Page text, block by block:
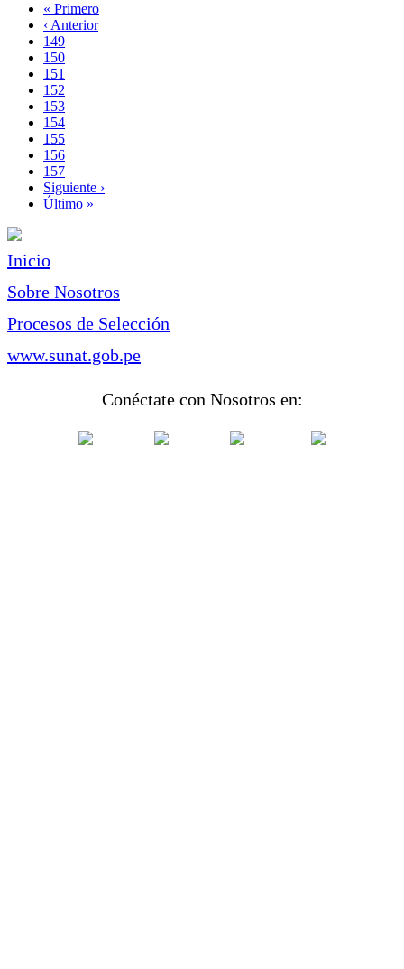
Paginación
Primera
página
« Primero
Página
anterior
‹ Anterior
Page
149
Page
150
Page
151
Page
152
Página
actual
153
Page
154
Page
155
Page
156
Page
157
Siguiente
página
Siguiente ›
Última
Último »
Inicio
Sobre Nosotros
Procesos de Selección
www.sunat.gob.pe
Conéctate con Nosotros en: